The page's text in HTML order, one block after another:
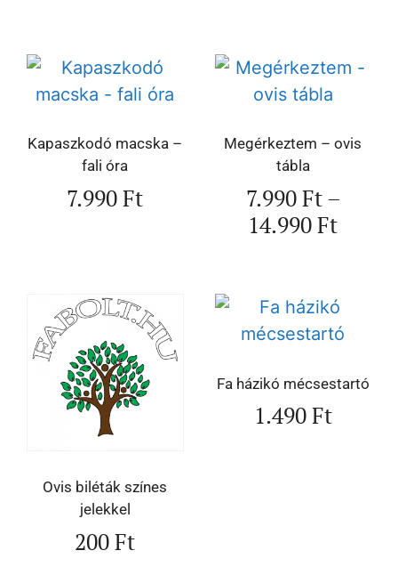
Kapaszkodó macska –
fali óra
7.990Ft
Megérkeztem – ovis
tábla
7.990Ft–
14.990Ft
Ovis biléták színes
jelekkel
200Ft
Fa házikó mécsestartó
1.490Ft